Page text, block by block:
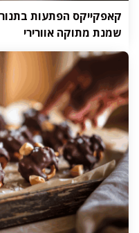
קאפקייקס הפתעות
שמנת מתוקה אוורירי